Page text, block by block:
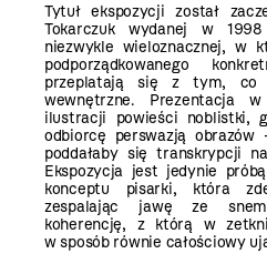
Tytuł ekspozycji został
Tokarczuk wydanej w
niezwykle wieloznacznej, w
podporządkowanego
przeplatają się z tym, co
wewnętrzne. Prezentacja
ilustracji powieści noblistki,
odbiorcę perswazją
poddałaby się transkrypcji
Ekspozycja jest jedynie próbą
konceptu pisarki, która
zespalając jawę ze
koherencję, z którą w
w sposób równie całościowy